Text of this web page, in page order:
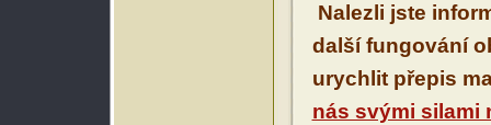
Nalezli jste
další fungování
urychlit přepis
nás svými silami